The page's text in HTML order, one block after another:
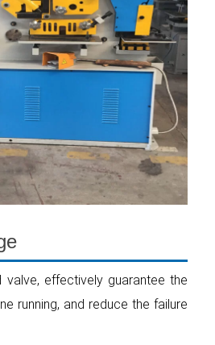
valve, effectively guarantee the
running, and reduce the failure